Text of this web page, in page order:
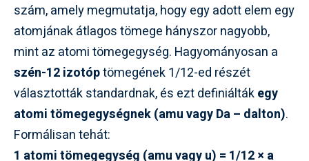
szám, amely megmutatja, hogy egy adott elem egy
atomjának átlagos tömege hányszor nagyobb,
mint az atomi tömegegység. Hagyományosan a
szén-12 izotóptömegének 1/12-ed részét
választották standardnak, és ezt definiáltákegy
atomi tömegegységnek (amu vagy Da – dalton).
Formálisan tehát:
1 atomi tömegegység (amu vagy u) = 1/12 × a